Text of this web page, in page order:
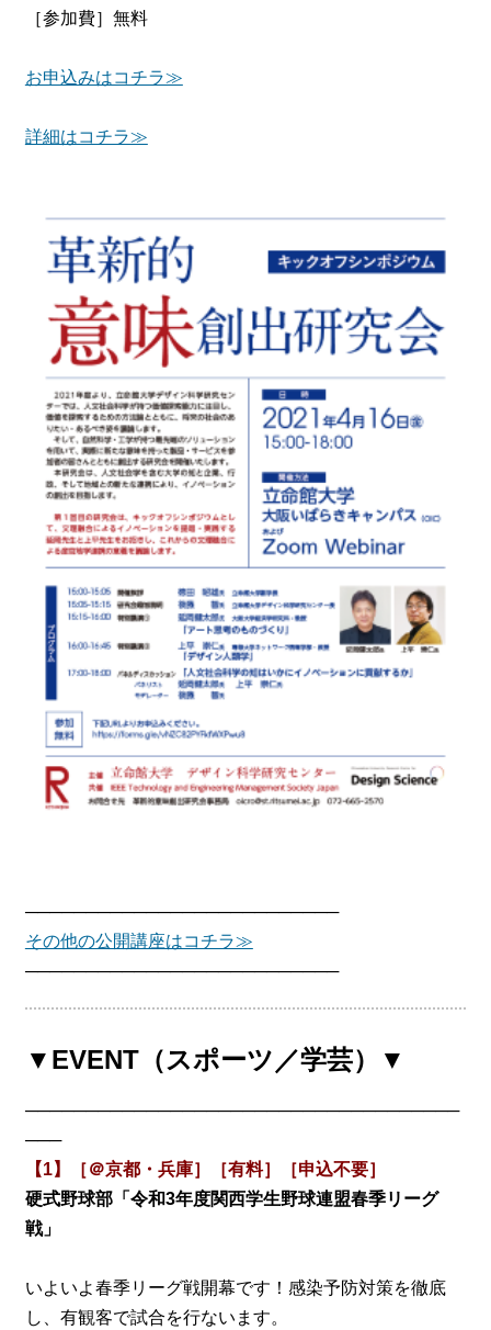
［参加費］無料
お申込みはコチラ≫
詳細はコチラ≫
──────────────────────────
その他の公開講座はコチラ≫
──────────────────────────
▼EVENT（スポーツ／学芸）▼
────────────────────────────────────
───
【1】［＠京都・兵庫］［有料］［申込不要］
硬式野球部「令和3年度関西学生野球連盟春季リーグ
戦」
いよいよ春季リーグ戦開幕です！感染予防対策を徹底
し、有観客で試合を行ないます。